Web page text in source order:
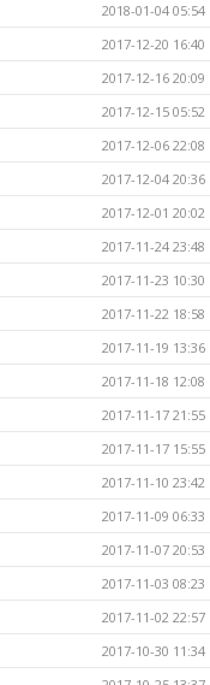
2018-01-04 05:54
2017-12-20 16:40
2017-12-16 20:09
2017-12-15 05:52
2017-12-06 22:08
2017-12-04 20:36
2017-12-01 20:02
2017-11-24 23:48
2017-11-23 10:30
2017-11-22 18:58
2017-11-19 13:36
2017-11-18 12:08
2017-11-17 21:55
2017-11-17 15:55
2017-11-10 23:42
2017-11-09 06:33
2017-11-07 20:53
2017-11-03 08:23
2017-11-02 22:57
2017-10-30 11:34